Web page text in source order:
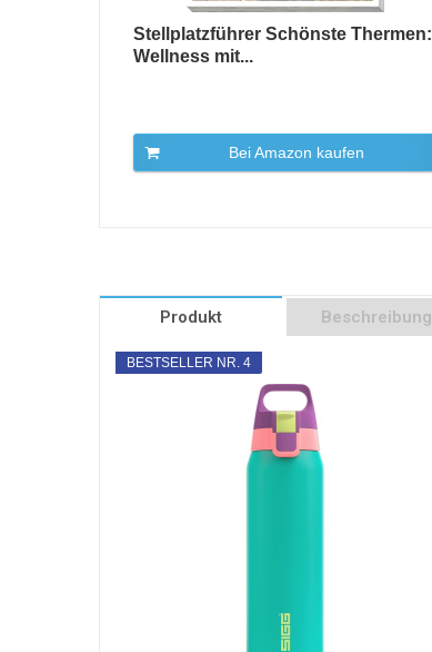
Stellplatzführer Schönste Thermen:
Wellness mit...
Bei Amazon kaufen
Produkt Beschreibung
BESTSELLER NR. 4